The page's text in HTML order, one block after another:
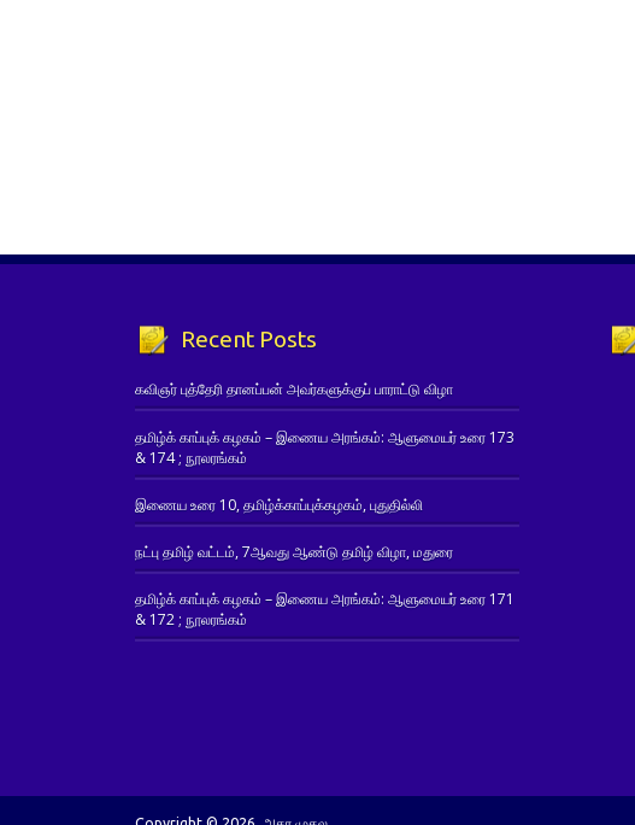
Recent Posts
கவிஞர் புத்தேரி தானப்பன் அவர்களுக்குப் பாராட்டு விழா
தமிழ்க் காப்புக் கழகம் – இணைய அரங்கம்: ஆளுமையர் உரை 173
& 174 ; நூலரங்கம்
இணைய உரை 10, தமிழ்க்காப்புக்கழகம், புதுதில்லி
நட்பு தமிழ் வட்டம், 7ஆவது ஆண்டு தமிழ் விழா, மதுரை
தமிழ்க் காப்புக் கழகம் – இணைய அரங்கம்: ஆளுமையர் உரை 171
& 172 ; நூலரங்கம்